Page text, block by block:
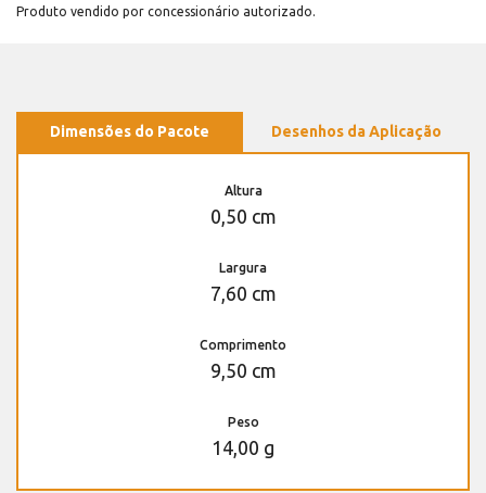
Produto vendido por concessionário autorizado.
Dimensões do Pacote Desenhos da Aplicação
Altura
0,50 cm
Largura
7,60 cm
Comprimento
9,50 cm
Peso
14,00 g